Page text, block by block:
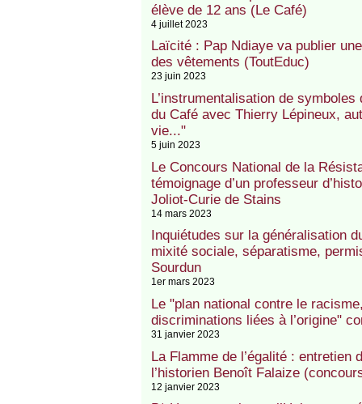
élève de 12 ans (Le Café)
4 juillet 2023
Laïcité : Pap Ndiaye va publier
des vêtements (ToutEduc)
23 juin 2023
L’instrumentalisation de
du Café avec Thierry Lépineux,
vie..."
5 juin 2023
Le Concours National de la
témoignage d’un professeur
Joliot-Curie de Stains
14 mars 2023
Inquiétudes sur la généralisation
mixité sociale, séparatisme,
Sourdun
1er mars 2023
Le "plan national contre le
discriminations liées à l’origine"
31 janvier 2023
La Flamme de l’égalité : entretien
l’historien Benoît Falaize
12 janvier 2023